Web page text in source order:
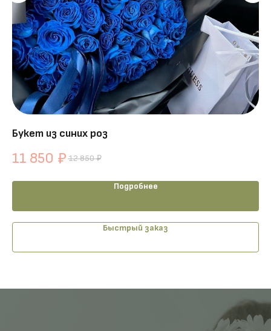
Букет из синих роз
11 850 ₽ 12 850 ₽
Подробнее
Быстрый заказ